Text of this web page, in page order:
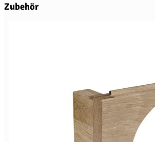
Produktgalerie überspringen
Zubehör